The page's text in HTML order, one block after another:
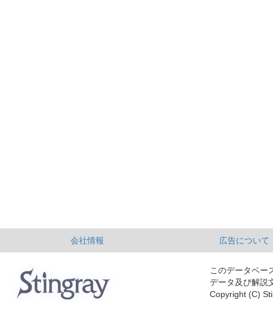
会社情報 広告について
このデータベー
データ及び解説
Copyright (C)